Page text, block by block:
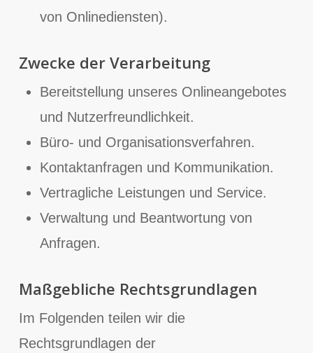
von Onlinediensten).
Zwecke der Verarbeitung
Bereitstellung unseres Onlineangebotes
und Nutzerfreundlichkeit.
Büro- und Organisationsverfahren.
Kontaktanfragen und Kommunikation.
Vertragliche Leistungen und Service.
Verwaltung und Beantwortung von
Anfragen.
Maßgebliche Rechtsgrundlagen
Im Folgenden teilen wir die
Rechtsgrundlagen der